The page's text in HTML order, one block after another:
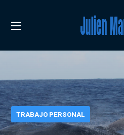
TRABAJO PERSONAL